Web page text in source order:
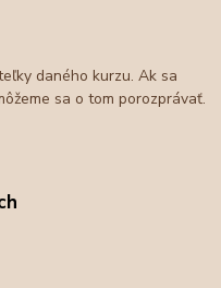
daného kurzu. Ak sa
sa o tom porozprávať.